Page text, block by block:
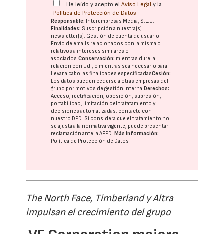
He leído y acepto elAviso Legal y la
Política de Protección de Datos
Responsable: Interempresas Media, S.L.U.
Finalidades: Suscripción a nuestra(s)
newsletter(s). Gestión de cuenta de usuario.
Envío de emails relacionados con la misma o
relativos a intereses similares o
asociados.Conservación: mientras dure la
relación con Ud., o mientras sea necesario para
llevar a cabo las finalidades especificadasCesión:
Los datos pueden cederse a otras empresas del
grupo por motivos de gestión interna. Derechos:
Acceso, rectificación, oposición, supresión,
portabilidad, limitación del tratatamiento y
decisiones automatizadas: contacte con
nuestro DPD. Si considera que el tratamiento no
se ajusta a la normativa vigente, puede presentar
reclamación ante laAEPD. Más información:
Política de Protección de Datos
The North Face, Timberland y Altra
impulsan el crecimiento del grupo